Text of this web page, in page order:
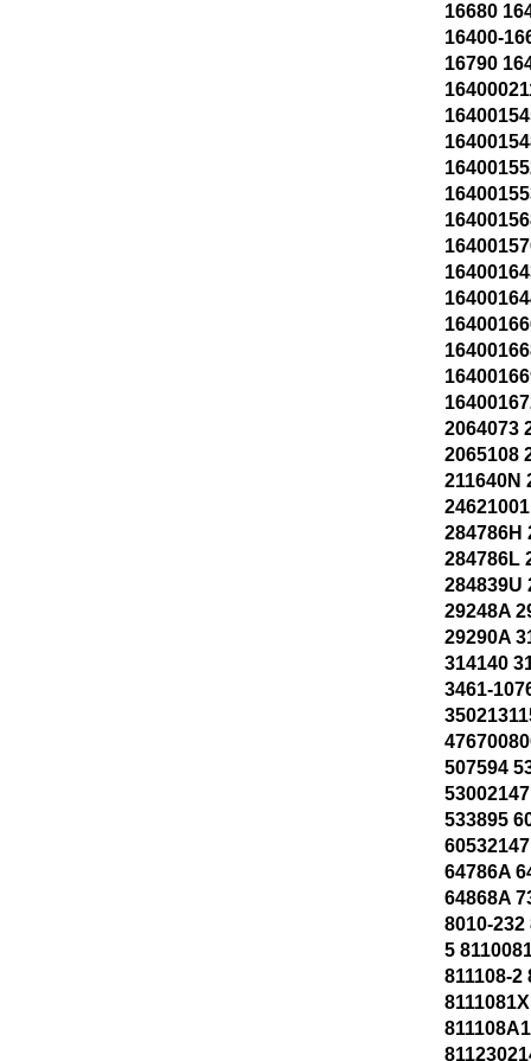
16680
16400-
16790
2064073
2065108
211640N
284786H
284786L
284839U
29248A
29290A
314140
3461-
507594
533895
64786A
64868A
8010-232
5
811108-2